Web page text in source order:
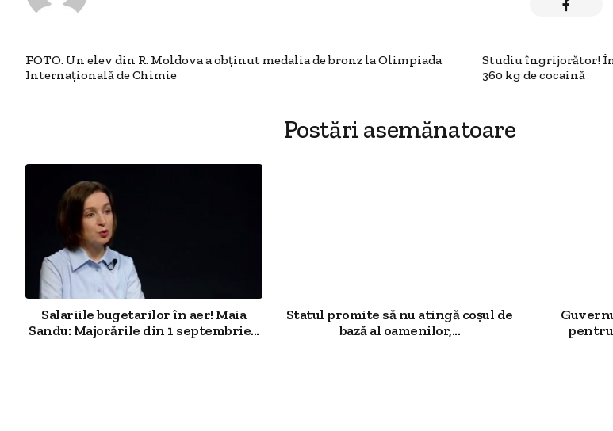
FOTO. Un elev din R. Moldova a obţinut medalia de bronz la Olimpiada
Internaţională de Chimie
Studiu îngrijorător!
360 kg de cocaină
Postări asemănatoare
Salariile bugetarilor în aer! Maia
Sandu: Majorările din 1 septembrie...
Statul promite să nu atingă coșul de
bază al oamenilor,...
pentru